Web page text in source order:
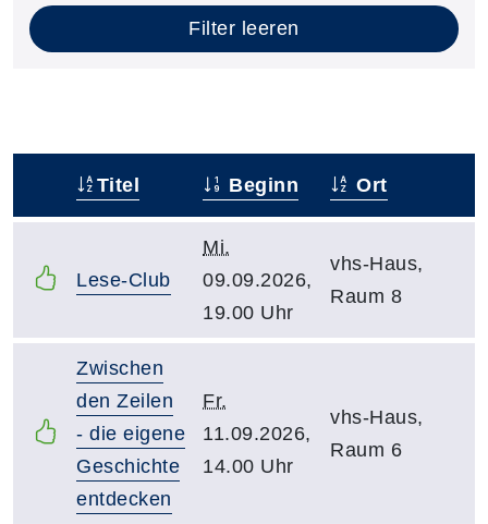
Filter leeren
Titel Beginn Ort
Lese-Club
Mi.
09.09.2026,
19.00 Uhr
vhs-Haus,
Raum 8
Zwischen
den Zeilen
- die eigene
Geschichte
entdecken
Fr.
11.09.2026,
14.00 Uhr
vhs-Haus,
Raum 6